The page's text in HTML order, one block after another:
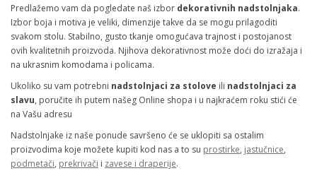
Predlažemo vam da pogledate naš izbor dekorativnih nadstolnjaka.
Izbor boja i motiva je veliki, dimenzije takve da se mogu prilagoditi
svakom stolu. Stabilno, gusto tkanje omogućava trajnost i postojanost
ovih kvalitetnih proizvoda. Njihova dekorativnost može doći do izražaja i
na ukrasnim komodama i policama.
Ukoliko su vam potrebni nadstolnjaci za stolove ili nadstolnjaci za
slavu, poručite ih putem našeg Online shopa i u najkraćem roku stići će
na Vašu adresu
Nadstolnjake iz naše ponude savršeno će se uklopiti sa ostalim
proizvodima koje možete kupiti kod nas a to su prostirke, jastučnice,
podmetači, prekrivači i zavese i draperije.